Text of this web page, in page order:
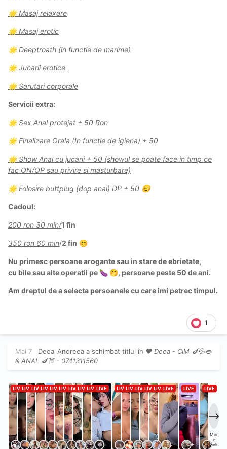
🌟 Masaj relaxare
🌟 Masaj erotic
🌟 Deeptroath (in functie de marime)
🌟 Jucarii erotice
🌟 Sarutari corporale
Servicii extra:
🌟 Sex Anal protejat + 50 Ron
🌟 Finalizare Orala (In functie de igiena) + 50
🌟 Show Anal cu jucarii + 50 (showul se poate face in timp ce
fac ON/OP sau privire si masturbare)
🌟Folosire buttplug (dop anal) DP + 50 😊
Cadoul:
200 ron 30 min/1 fin
350 ron 60 min/2 fin 😊
Nu primesc persoanearogantesau in stare de ebrietate,
cu bile sau alte operatii pe 🍆 🤭, persoanepeste 50 de ani.
Am dreptul de a selecta persoanele cu care imi petrec timpul.
1
Mai 7 Deea_Andreea a schimbat titlul în ❤ Deea - CIM 🍆💦👄
& ANAL 🍆🍑 - 0741311560